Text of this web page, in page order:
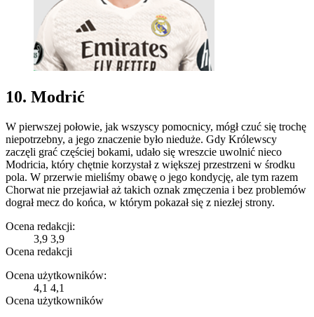
10. Modrić
W pierwszej połowie, jak wszyscy pomocnicy, mógł czuć się trochę
niepotrzebny, a jego znaczenie było nieduże. Gdy Królewscy
zaczęli grać częściej bokami, udało się wreszcie uwolnić nieco
Modricia, który chętnie korzystał z większej przestrzeni w środku
pola. W przerwie mieliśmy obawę o jego kondycję, ale tym razem
Chorwat nie przejawiał aż takich oznak zmęczenia i bez problemów
dograł mecz do końca, w którym pokazał się z niezłej strony.
Ocena redakcji:
3,9 3,9
Ocena redakcji
Ocena użytkowników:
4,1 4,1
Ocena użytkowników